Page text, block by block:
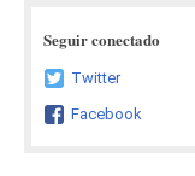
Seguir conectado
Twitter
Facebook